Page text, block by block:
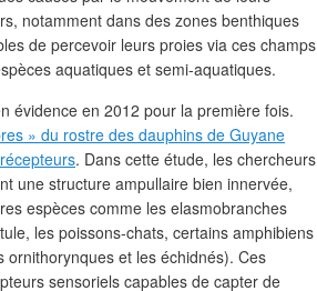
notamment dans des zones benthiques
de percevoir leurs proies via ces champs
aquatiques et semi-aquatiques.
évidence en 2012 pour la première fois.
» du rostre des dauphins de Guyane
. Dans cette étude, les chercheurs
une structure ampullaire bien innervée,
espèces comme les elasmobranches
les poissons-chats, certains amphibiens
et les échidnés). Ces
sensoriels capables de capter de